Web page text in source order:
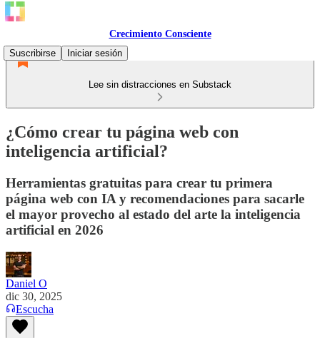
Crecimiento Consciente
Suscribirse
Iniciar sesión
Lee sin distracciones en Substack
¿Cómo crear tu página web con
inteligencia artificial?
Herramientas gratuitas para crear tu primera
página web con IA y recomendaciones para sacarle
el mayor provecho al estado del arte la inteligencia
artificial en 2026
Daniel O
dic 30, 2025
Escucha